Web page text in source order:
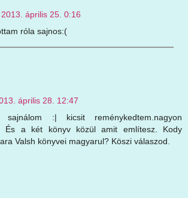
2013. április 25. 0:16
róla sajnos:(
április 28. 12:47
:| kicsit reménykedtem.nagyon
És a két könyv közül amit említesz. Kody
Valsh könyvei magyarul? Köszi válaszod.